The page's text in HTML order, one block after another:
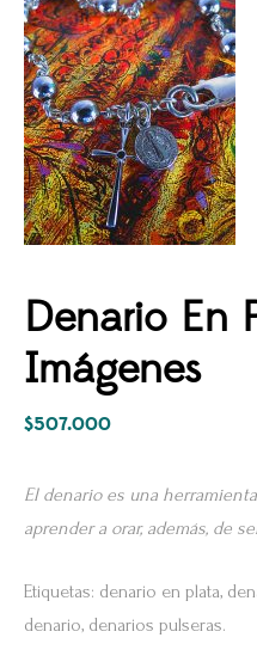
Denario En
Imágenes
$507.000
El denario es una
aprender a orar, además, de
Etiquetas: denario en plata,
denario, denarios pulseras.